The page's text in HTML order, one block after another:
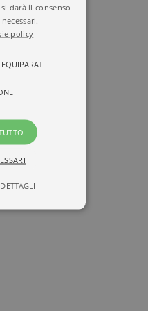
darà il consenso
policy
la funzionalità